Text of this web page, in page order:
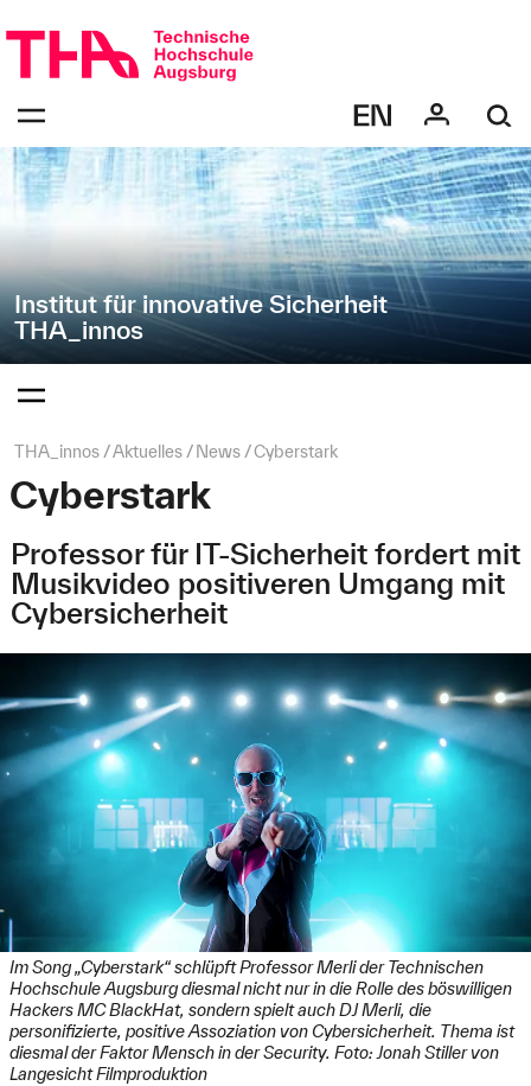
überspringen
zur
Navigation
"THA_innos"
Institut für innovative Sicherheit
THA_innos
bestätigen
Öffnen
des
Menüs
bestätigen
des
Seitenpfad:
THA_innos Aktuelles News Cyberstark
Cyberstark
Professor für IT-Sicherheit fordert mit
Musikvideo positiveren Umgang mit
Cybersicherheit
Im Song „Cyberstark“ schlüpft Professor Merli der Technischen
Hochschule Augsburg diesmal nicht nur in die Rolle des böswilligen
Hackers MC BlackHat, sondern spielt auch DJ Merli, die
personifizierte, positive Assoziation von Cybersicherheit. Thema ist
diesmal der Faktor Mensch in der Security. Foto: Jonah Stiller von
Langesicht Filmproduktion